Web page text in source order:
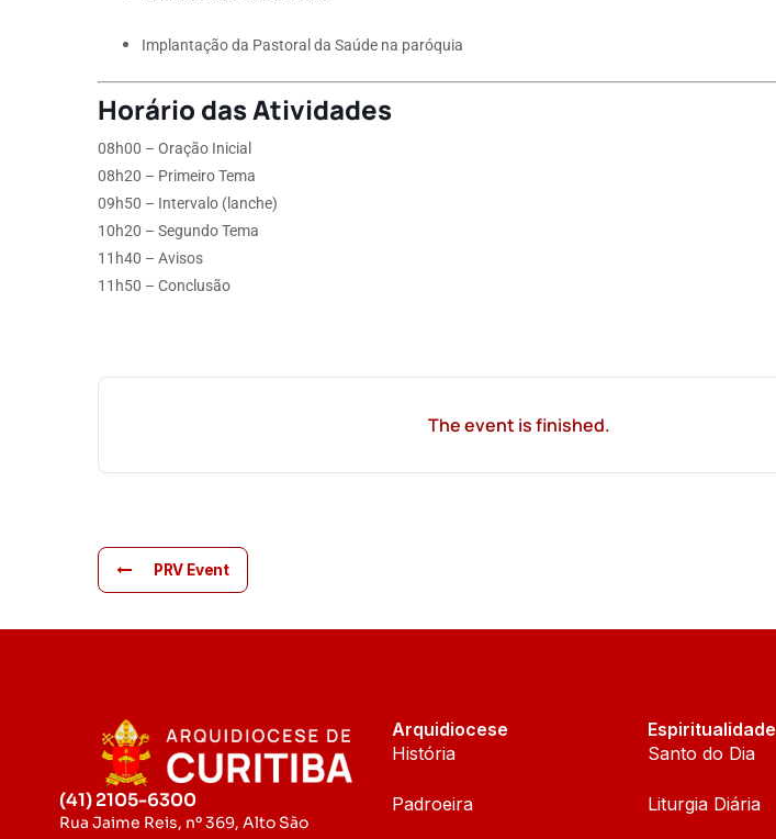
Implantação da Pastoral da Saúde na paróquia
Horário das Atividades
08h00 – Oração Inicial
08h20 – Primeiro Tema
09h50 – Intervalo (lanche)
10h20 – Segundo Tema
11h40 – Avisos
11h50 – Conclusão
The event is finished.
PRV Event
(41) 2105-6300
Rua Jaime Reis, nº 369, Alto São
Arquidiocese
História
Padroeira
Espiritualidade
Santo do Dia
Liturgia Diária